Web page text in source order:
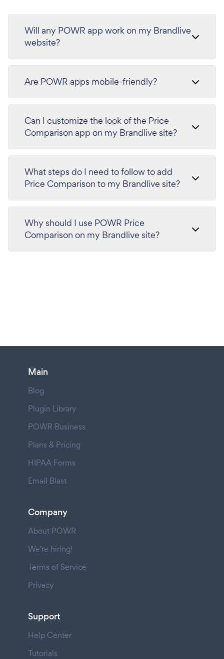
Will any POWR app work on my Brandlive
website?
Are POWR apps mobile-friendly?
Can I customize the look of the Price
Comparison app on my Brandlive site?
What steps do I need to follow to add
Price Comparison to my Brandlive site?
Why should I use POWR Price
Comparison on my Brandlive site?
Main
Blog
Plugin Library
POWR Business
Plans & Pricing
HIPAA Forms
Email Blast
Company
About POWR
We're hiring!
Terms of Service
Privacy
Support
Help Center
Tutorials